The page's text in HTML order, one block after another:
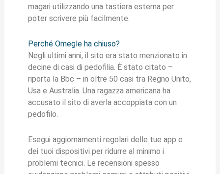
magari utilizzando una tastiera esterna per
poter scrivere più facilmente.
Perché Omegle ha chiuso?
Negli ultimi anni, il sito era stato menzionato in
decine di casi di pedofilia. È stato citato –
riporta la Bbc – in oltre 50 casi tra Regno Unito,
Usa e Australia. Una ragazza americana ha
accusato il sito di averla accoppiata con un
pedofilo.
Esegui aggiornamenti regolari delle tue app e
dei tuoi dispositivi per ridurre al minimo i
problemi tecnici. Le recensioni spesso